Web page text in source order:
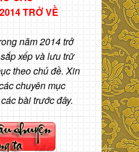
TRỞ VỀ
năm 2014 trở
xếp và lưu trữ
theo chủ đề. Xin
chuyên mục
bài trước đây.